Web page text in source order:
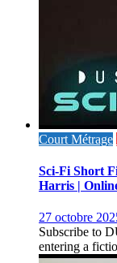
Court Métrage
Sci-Fi Short
Harris |
27 octobre
Subscribe to
entering a